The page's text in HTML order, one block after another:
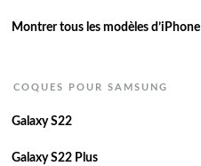
Montrer tous les modèles d’iPhone
COQUES POUR SAMSUNG
Galaxy S22
Galaxy S22 Plus